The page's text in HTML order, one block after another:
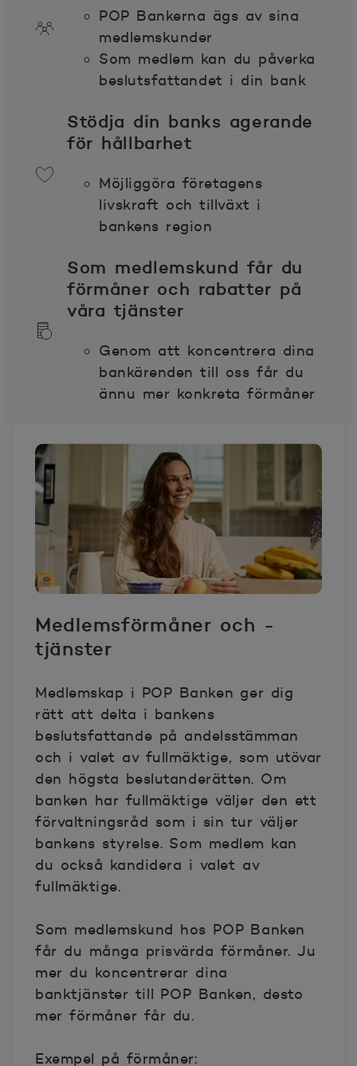
POP Bankerna ägs av sina
medlemskunder
Som medlem kan du påverka
beslutsfattandet i din bank
Stödja din banks agerande
för hållbarhet
Möjliggöra företagens
livskraft och tillväxt i
bankens region
Som medlemskund får du
förmåner och rabatter på
våra tjänster
Genom att koncentrera dina
bankärenden till oss får du
ännu mer konkreta förmåner
Medlemsförmåner och -
tjänster
Medlemskap i POP Banken ger dig
rätt att delta i bankens
beslutsfattande på andelsstämman
och i valet av fullmäktige, som utövar
den högsta beslutanderätten. Om
banken har fullmäktige väljer den ett
förvaltningsråd som i sin tur väljer
bankens styrelse. Som medlem kan
du också kandidera i valet av
fullmäktige.
Som medlemskund hos POP Banken
får du många prisvärda förmåner. Ju
mer du koncentrerar dina
banktjänster till POP Banken, desto
mer förmåner får du.
Exempel på förmåner: